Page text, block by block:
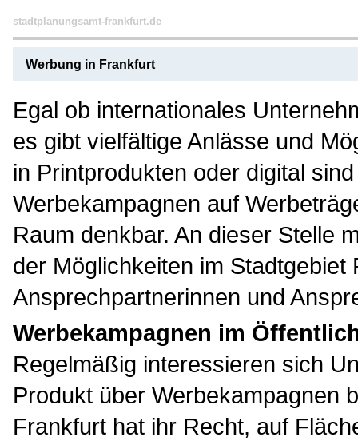
stadtplanungsamt-frankfurt.de
Werbung in Frankfurt
Egal ob internationales
es gibt vielfältige Anlässe und
in Printprodukten oder digital
Werbekampagnen auf
Raum denkbar. An dieser Stelle
der Möglichkeiten im
Ansprechpartnerinnen und
Werbekampagnen im
Regelmäßig interessieren sich
Produkt über Werbekampagnen
Frankfurt hat ihr Recht, auf